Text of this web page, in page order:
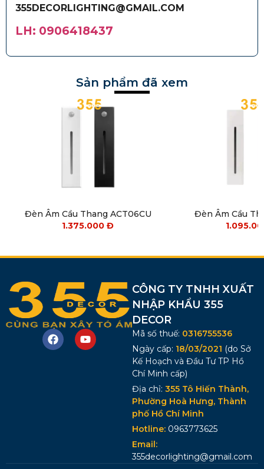
355DECORLIGHTING@GMAIL.COM
LH: 0906418437
Sản phẩm đã xem
Đèn Âm Cầu Thang ACT06CU
1.375.000Đ
Đèn Âm Cầu
CÔNG TY TNHH XUẤT
NHẬP KHẨU 355
DECOR
Mã số thuế: 0316755536
Ngày cấp: 18/03/2021 (do Sở
Kế Hoạch và Đầu Tư TP Hồ
Chí Minh cấp)
Địa chỉ: 355 Tô Hiến Thành,
Phường Hoà Hưng, Thành
phố Hồ Chí Minh
Hotline: 0963773625
Email:
355decorlighting@gmail.com